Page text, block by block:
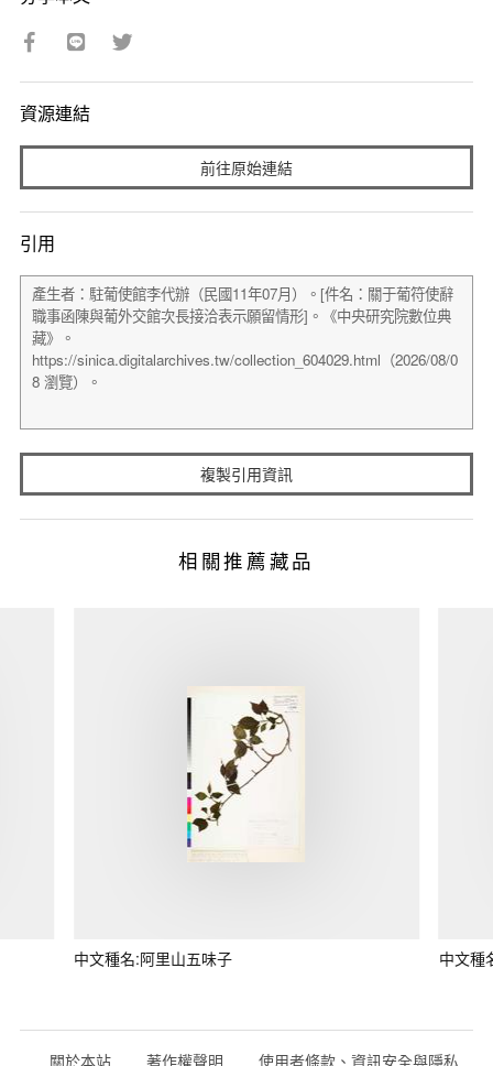
資源連結
前往原始連結
引用
複製引用資訊
相關推薦藏品
中文種名:阿里山五味子 中文種
關於本站 著作權聲明 使用者條款、資訊安全與隱私